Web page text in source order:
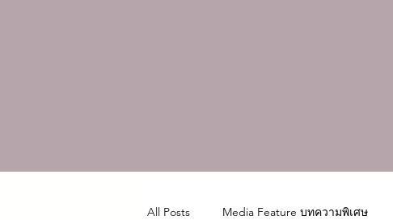
All Posts Media Feature บทความพิเศษ